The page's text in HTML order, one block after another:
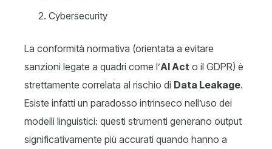
Cybersecurity
La conformità normativa (orientata a evitare
sanzioni legate a quadri come l’AI Act o il GDPR) è
strettamente correlata al rischio di Data Leakage.
Esiste infatti un paradosso intrinseco nell’uso dei
modelli linguistici: questi strumenti generano output
significativamente più accurati quando hanno a